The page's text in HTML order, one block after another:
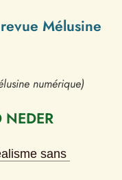
Mélusine
numérique)
NEDER
sans